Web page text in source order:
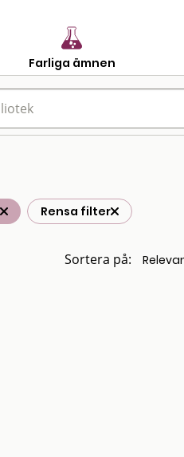
Farliga ämnen
Rensa filter
Sortera på: